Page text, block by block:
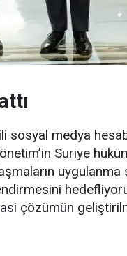
medya
Suriye
uygulanma
çözümün